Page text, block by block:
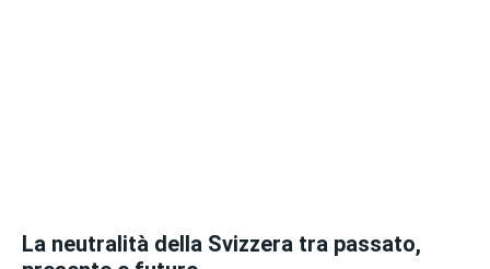
La neutralità della Svizzera tra passato,